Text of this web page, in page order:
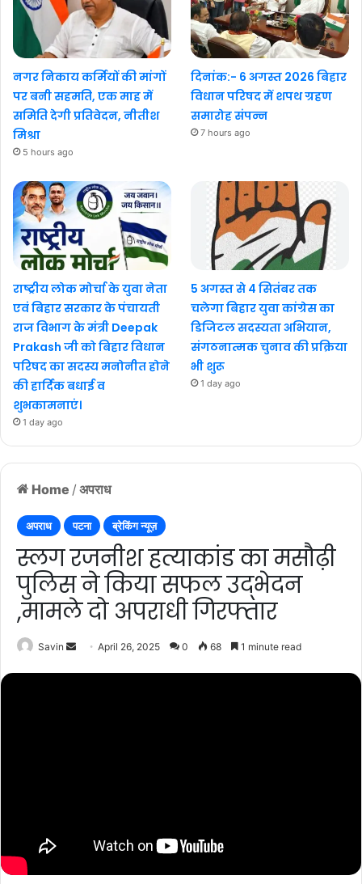
Home / अपराध
अपराध पटना ब्रेकिंग न्यूज़
स्लग रजनीश हत्याकांड का मसौढ़ी
पुलिस ने किया सफल उद्भेदन
,मामले दो अपराधी गिरफ्तार
Savin
SendApril 26, 2025 0 68 1 minute read
नगर निकाय कर्मियों की मांगों
पर बनी सहमति, एक माह में
समिति देगी प्रतिवेदन, नीतीश
मिश्रा
5 hours ago
दिनांक:- 6 अगस्त 2026 बिहार
विधान परिषद में शपथ ग्रहण
समारोह संपन्न
7 hours ago
राष्ट्रीय लोक मोर्चा के युवा नेता
एवं बिहार सरकार के पंचायती
राज विभाग के मंत्री Deepak
Prakash जी को बिहार विधान
परिषद का सदस्य मनोनीत होने
की हार्दिक बधाई व
शुभकामनाएं।
1 day ago
5 अगस्त से 4 सितंबर तक
चलेगा बिहार युवा कांग्रेस का
डिजिटल सदस्यता अभियान,
संगठनात्मक चुनाव की प्रक्रिया
भी शुरू
1 day ago